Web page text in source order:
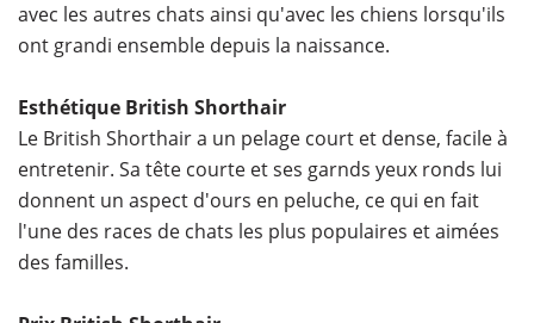
avec les autres chats ainsi qu'avec les chiens lorsqu'ils
ont grandi ensemble depuis la naissance.
Esthétique British Shorthair
Le British Shorthair a un pelage court et dense, facile à
entretenir. Sa tête courte et ses garnds yeux ronds lui
donnent un aspect d'ours en peluche, ce qui en fait
l'une des races de chats les plus populaires et aimées
des familles.